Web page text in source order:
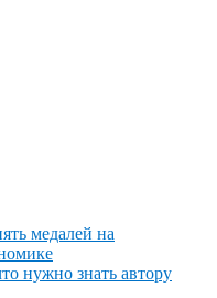
медалей на
нужно знать автору